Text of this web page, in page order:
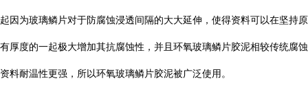
起因为玻璃鳞片对于防腐蚀浸透间隔的大大延伸，使得资料可以在坚持原
有厚度的一起极大增加其抗腐蚀性，并且环氧玻璃鳞片胶泥相较传统腐蚀
资料耐温性更强，所以环氧玻璃鳞片胶泥被广泛使用。